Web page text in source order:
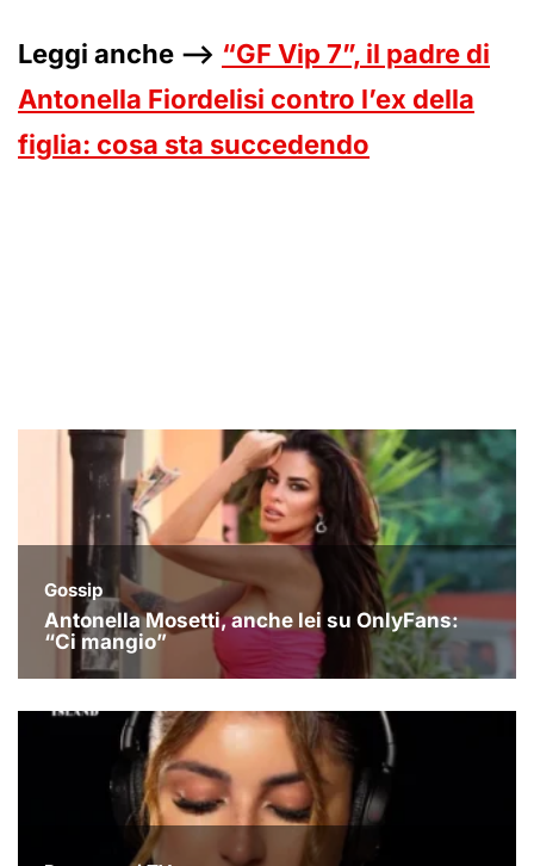
Leggi anche –> “GF Vip 7”, il padre di
Antonella Fiordelisi contro l’ex della
figlia: cosa sta succedendo